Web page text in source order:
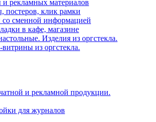
рекламных материалов
постеров, клик рамки
со сменной информацией
в кафе, магазине
Изделия из оргстекла.
из оргстекла.
и рекламной продукции.
для журналов